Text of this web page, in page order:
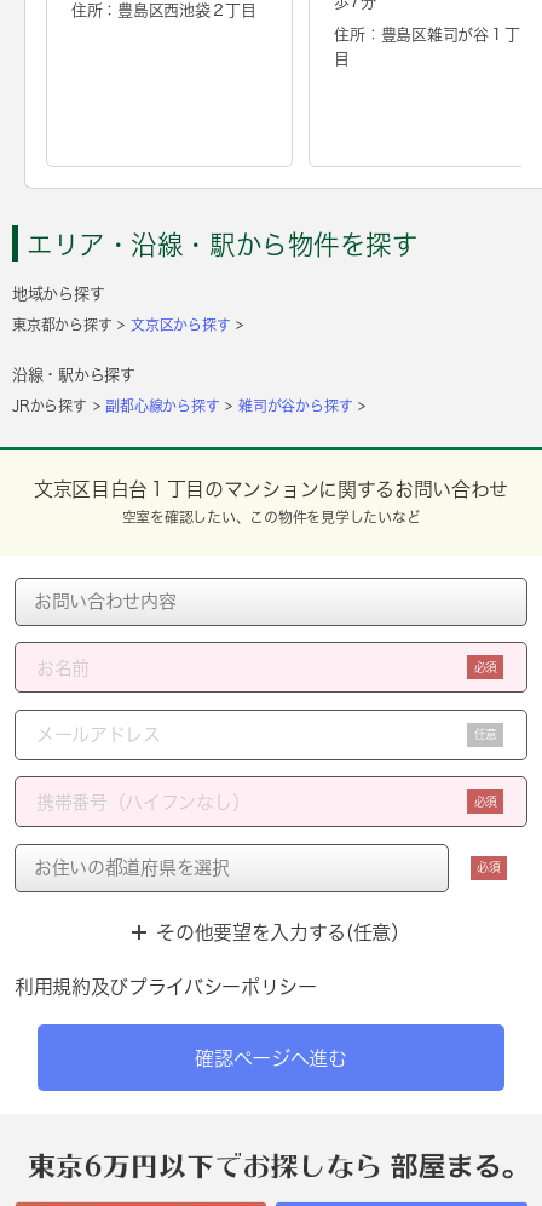
住所：豊島区西池袋２丁目
住所：豊島区雑司が谷１丁
目
エリア・沿線・駅から物件を探す
地域から探す
東京都から探す 文京区から探す
沿線・駅から探す
JRから探す 副都心線から探す 雑司が谷から探す
文京区目白台１丁目のマンションに関するお問い合わせ
空室を確認したい、この物件を見学したいなど
必須
任意
必須
必須
その他要望を入力する(任意）
利用規約及びプライバシーポリシー
確認ページへ進む